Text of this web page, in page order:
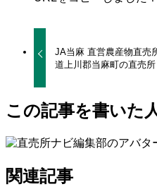
JA当麻 直営農産物直売
道上川郡当麻町の直売所
この記事を書いた
関連記事